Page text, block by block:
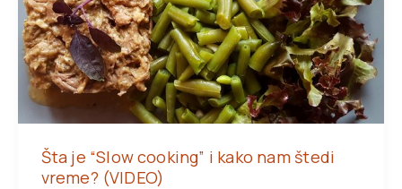
Šta je “Slow cooking” i kako nam štedi
vreme? (VIDEO)